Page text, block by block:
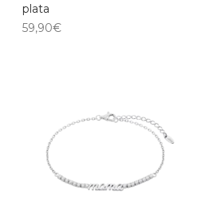
plata
59,90€